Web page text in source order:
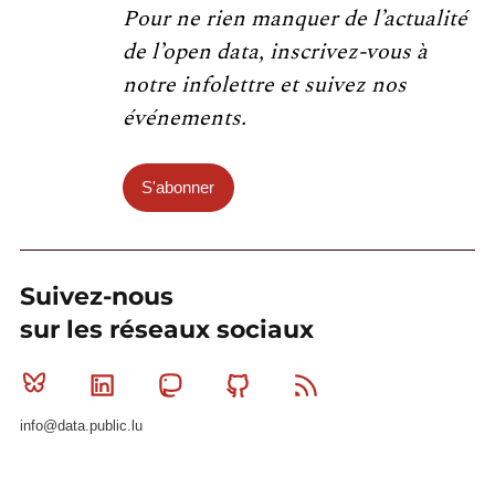
Pour ne rien manquer de l’actualité
de l’open data, inscrivez-vous à
notre infolettre et suivez nos
événements.
S'abonner
Suivez-nous
sur les réseaux sociaux
Bluesky Linkedin MastodonGithub
info@data.public.lu